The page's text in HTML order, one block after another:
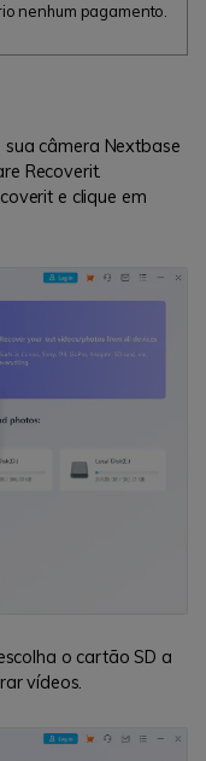
nenhum pagamento.
câmera Nextbase
Recoverit.
e clique em
o cartão SD a
vídeos.